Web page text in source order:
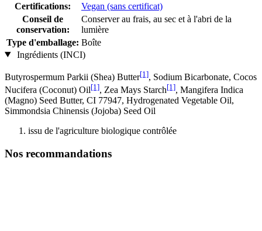
Certifications:
Vegan (sans certificat)
Conseil de
conservation:
Conserver au frais, au sec et à l'abri de la
lumière
Type d'emballage: Boîte
Ingrédients (INCI)
Butyrospermum Parkii (Shea) Butter[1], Sodium Bicarbonate, Cocos
Nucifera (Coconut) Oil[1], Zea Mays Starch[1], Mangifera Indica
(Magno) Seed Butter, CI 77947, Hydrogenated Vegetable Oil,
Simmondsia Chinensis (Jojoba) Seed Oil
issu de l'agriculture biologique contrôlée
Nos recommandations